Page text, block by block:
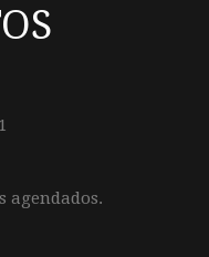
agendados.